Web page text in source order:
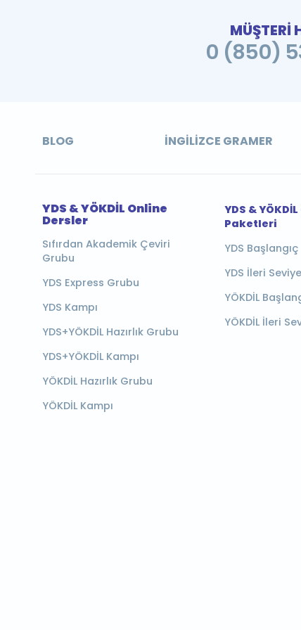
MÜŞTERİ
0 (850)
BLOG İNGILIZCE GRAMER
YDS & YÖKDİL Online
Dersler
Sıfırdan Akademik Çeviri
Grubu
YDS Express Grubu
YDS Kampı
YDS+YÖKDİL Hazırlık Grubu
YDS+YÖKDİL Kampı
YÖKDİL Hazırlık Grubu
YÖKDİL Kampı
YDS &
Paketleri
YDS Başlangıç
YDS İleri Seviye
YÖKDİL
YÖKDİL İleri